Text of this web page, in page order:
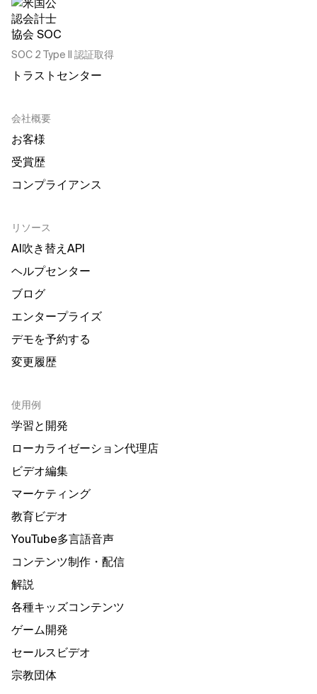
SOC 2 Type II 認証取得
トラストセンター
会社概要
お客様
受賞歴
コンプライアンス
リソース
AI吹き替えAPI
ヘルプセンター
ブログ
エンタープライズ
デモを予約する
変更履歴
使用例
学習と開発
ローカライゼーション代理店
ビデオ編集
マーケティング
教育ビデオ
YouTube多言語音声
コンテンツ制作・配信
解説
各種キッズコンテンツ
ゲーム開発
セールスビデオ
宗教団体